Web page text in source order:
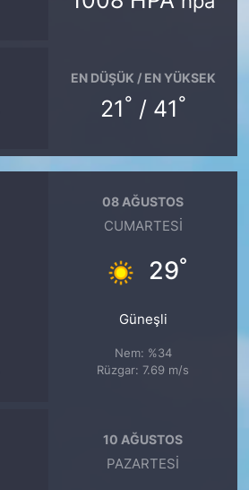
EN DÜŞÜK / EN YÜKSEK
21° / 41°
08 AĞUSTOS
CUMARTESI
29°
Güneşli
Nem: %34
Rüzgar: 7.69 m/s
10 AĞUSTOS
PAZARTESI